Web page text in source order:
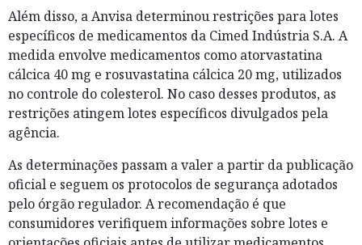
Além disso, a Anvisa determinou restrições para lotes
específicos de medicamentos da Cimed Indústria S.A. A
medida envolve medicamentos como atorvastatina
cálcica 40 mg e rosuvastatina cálcica 20 mg, utilizados
no controle do colesterol. No caso desses produtos, as
restrições atingem lotes específicos divulgados pela
agência.
As determinações passam a valer a partir da publicação
oficial e seguem os protocolos de segurança adotados
pelo órgão regulador. A recomendação é que
consumidores verifiquem informações sobre lotes e